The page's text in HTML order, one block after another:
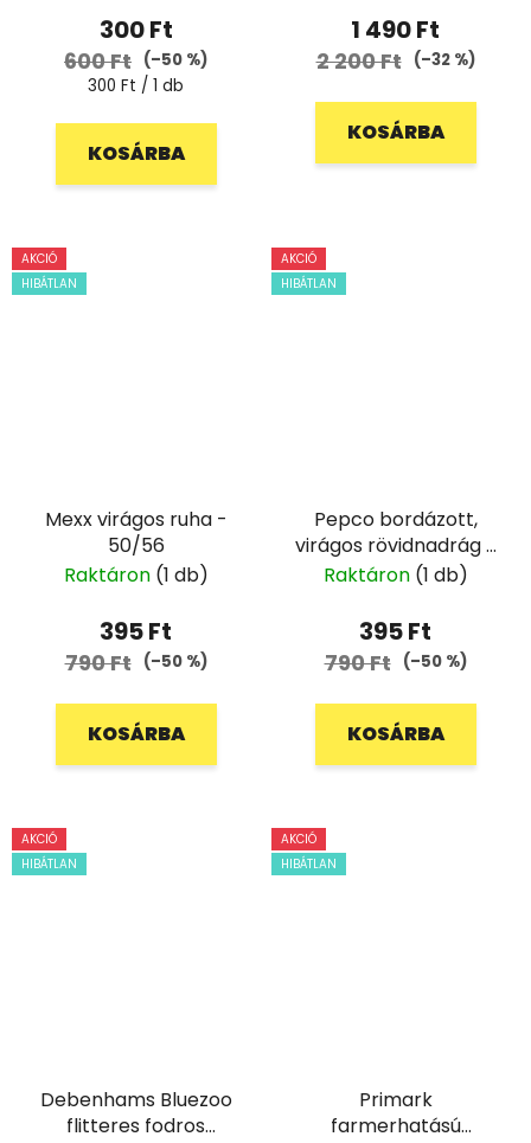
300 Ft
600 Ft (–50 %)
Egységár:
300 Ft / 1 db
KOSÁRBA
1 490 Ft
2 200 Ft (–32 %)
KOSÁRBA
AKCIÓ
HIBÁTLAN
Mexx virágos ruha -
50/56
Raktáron (1 db)
395 Ft
790 Ft (–50 %)
KOSÁRBA
AKCIÓ
HIBÁTLAN
Pepco bordázott,
virágos rövidnadrág -
92
Raktáron (1 db)
395 Ft
790 Ft (–50 %)
KOSÁRBA
AKCIÓ
HIBÁTLAN
Debenhams Bluezoo
flitteres fodros
AKCIÓ
HIBÁTLAN
Primark
farmerhatású